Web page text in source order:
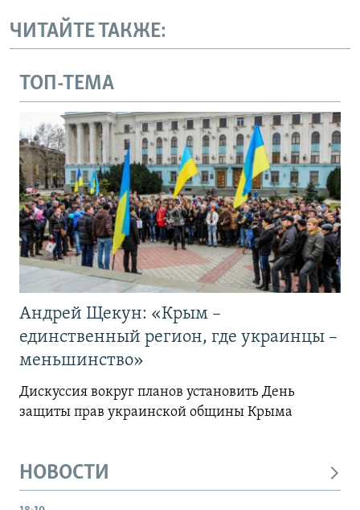
ЧИТАЙТЕ ТАКЖЕ:
ТОП-ТЕМА
Андрей Щекун: «Крым –
единственный регион, где украинцы –
меньшинство»
Дискуссия вокруг планов установить День
защиты прав украинской общины Крыма
НОВОСТИ